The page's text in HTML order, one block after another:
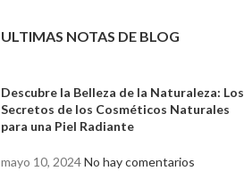
ULTIMAS NOTAS DE BLOG
Descubre la Belleza de la Naturaleza: Los
Secretos de los Cosméticos Naturales
para una Piel Radiante
mayo 10, 2024No hay comentarios